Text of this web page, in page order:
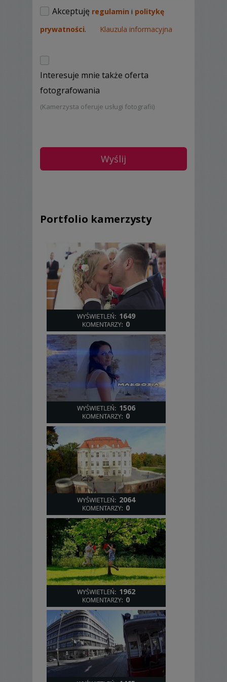
Zapraszamy do naszego profilu ze
zdjęciami:
oczekiwaniach i naszych pomysłach.
Serdecznie zapraszam!
Akceptuję regulamin i politykę
prywatności. Klauzula informacyjna
Interesuje mnie także oferta
fotografowania
(Kamerzysta oferuje usługi fotografii)
Portfolio kamerzysty
1649
0
1506
0
2064
0
1962
0